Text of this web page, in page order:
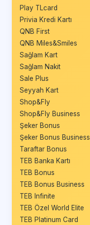
Play TLcard
Privia Kredi Kartı
QNB First
QNB Miles&Smiles
Sağlam Kart
Sağlam Nakit
Sale Plus
Seyyah Kart
Shop&Fly
Shop&Fly Business
Şeker Bonus
Şeker Bonus Business
Taraftar Bonus
TEB Banka Kartı
TEB Bonus
TEB Bonus Business
TEB Infinite
TEB Özel World Elite
TEB Platinum Card